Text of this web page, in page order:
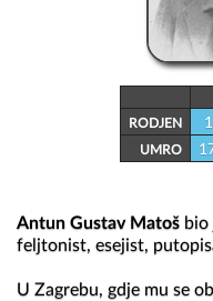
RODJEN
UMRO
Antun Gustav Matoš bio
feljtonist, esejist,
U Zagrebu, gdje mu se